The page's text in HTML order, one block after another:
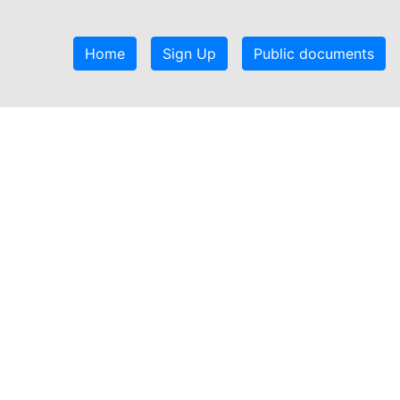
Home Sign Up Public documents